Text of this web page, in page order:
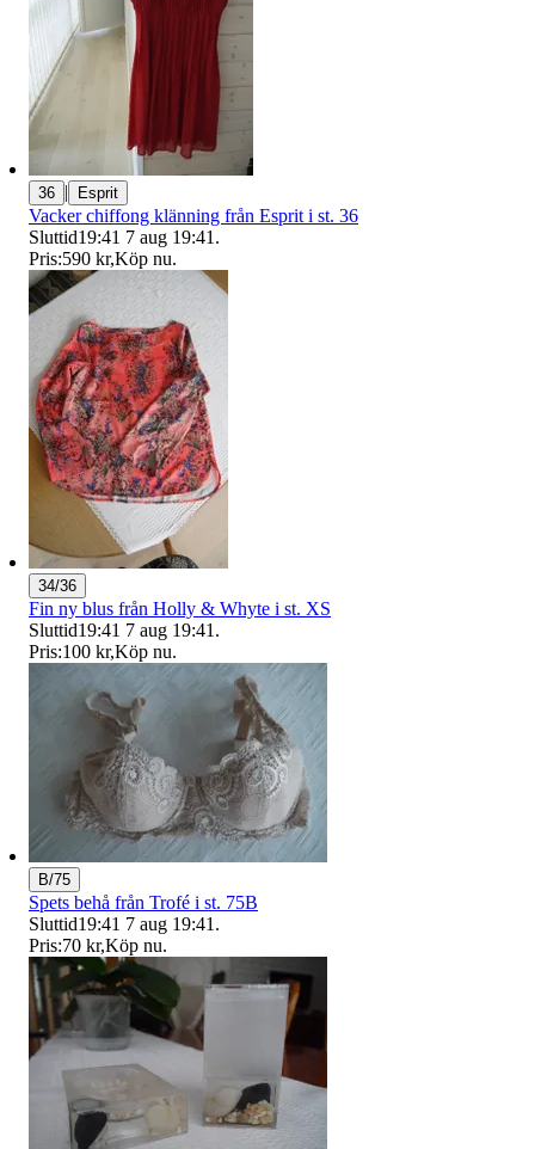
36 | Esprit
Vacker chiffong klänning från Esprit i st. 36
Sluttid19:41 7 aug 19:41 .
Pris:590 kr,Köp nu.
34/36
Fin ny blus från Holly & Whyte i st. XS
Sluttid19:41 7 aug 19:41 .
Pris:100 kr,Köp nu.
B/75
Spets behå från Trofé i st. 75B
Sluttid19:41 7 aug 19:41 .
Pris:70 kr,Köp nu.